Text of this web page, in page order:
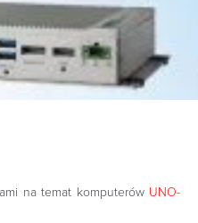
na temat komputerów UNO-